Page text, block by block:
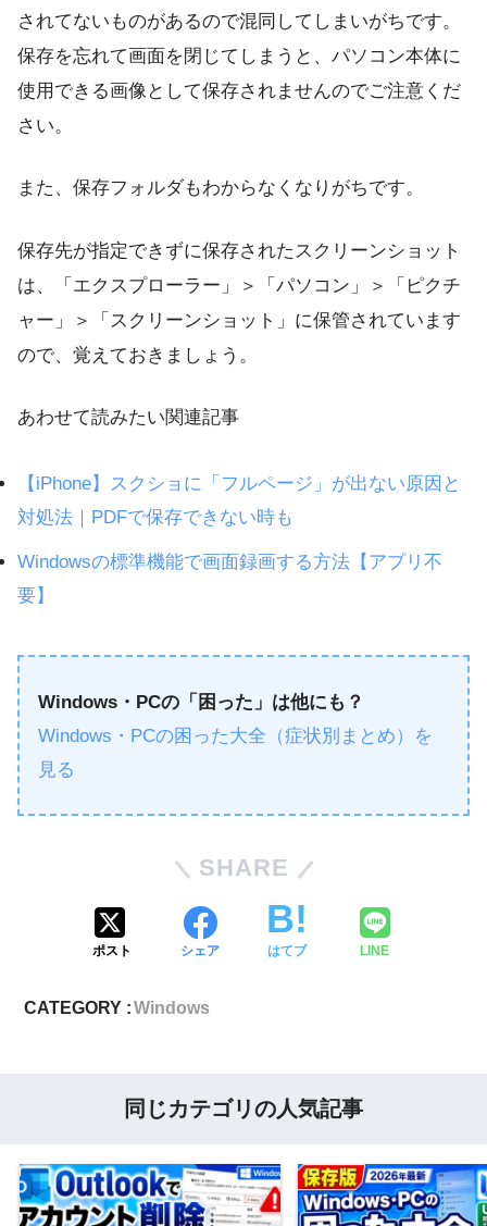
されてないものがあるので混同してしまいがちです。
保存を忘れて画面を閉じてしまうと、パソコン本体に
使用できる画像として保存されませんのでご注意くだ
さい。
また、保存フォルダもわからなくなりがちです。
保存先が指定できずに保存されたスクリーンショット
は、「エクスプローラー」＞「パソコン」＞「ピクチ
ャー」＞「スクリーンショット」に保管されています
ので、覚えておきましょう。
あわせて読みたい関連記事
【iPhone】スクショに「フルページ」が出ない原因と
対処法｜PDFで保存できない時も
Windowsの標準機能で画面録画する方法【アプリ不
要】
Windows・PCの「困った」は他にも？
Windows・PCの困った大全（症状別まとめ）を
見る
SHARE
ポスト シェア はてブ LINE
CATEGORY :Windows
同じカテゴリの人気記事